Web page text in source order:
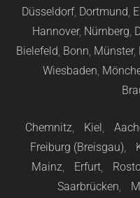
Düsseldorf, Dortmund,
Hannover, Nürnberg,
Bielefeld, Bonn, Münster,
Wiesbaden,
Chemnitz, Kiel,
Freiburg (Breisgau),
Mainz, Erfurt,
Saarbrücken,